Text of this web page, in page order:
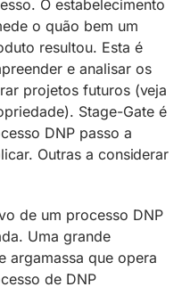
O estabelecimento
o quão bem um
resultou. Esta é
e analisar os
projetos futuros (veja
Stage-Gate é
DNP passo a
Outras a considerar
de um processo DNP
Uma grande
argamassa que opera
de DNP